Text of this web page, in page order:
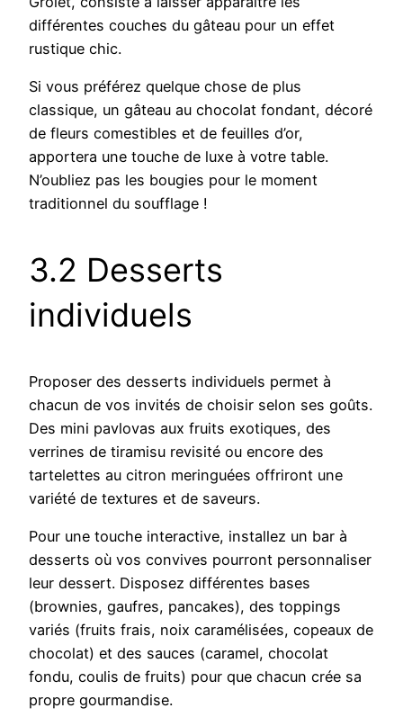
différentes couches du gâteau pour un effet
rustique chic.
Si vous préférez quelque chose de plus
classique, un gâteau au chocolat fondant, décoré
de fleurs comestibles et de feuilles d’or,
apportera une touche de luxe à votre table.
N’oubliez pas les bougies pour le moment
traditionnel du soufflage !
3.2 Desserts
individuels
Proposer des desserts individuels permet à
chacun de vos invités de choisir selon ses goûts.
Des mini pavlovas aux fruits exotiques, des
verrines de tiramisu revisité ou encore des
tartelettes au citron meringuées offriront une
variété de textures et de saveurs.
Pour une touche interactive, installez un bar à
desserts où vos convives pourront personnaliser
leur dessert. Disposez différentes bases
(brownies, gaufres, pancakes), des toppings
variés (fruits frais, noix caramélisées, copeaux de
chocolat) et des sauces (caramel, chocolat
fondu, coulis de fruits) pour que chacun crée sa
propre gourmandise.